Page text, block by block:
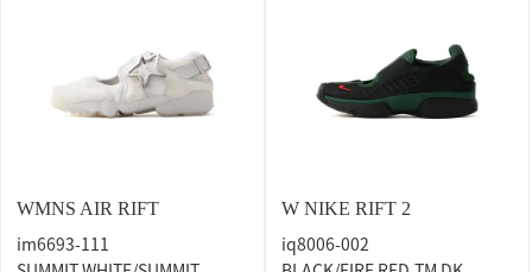
WMNS AIR RIFT
im6693-111
W NIKE RIFT 2
iq8006-002